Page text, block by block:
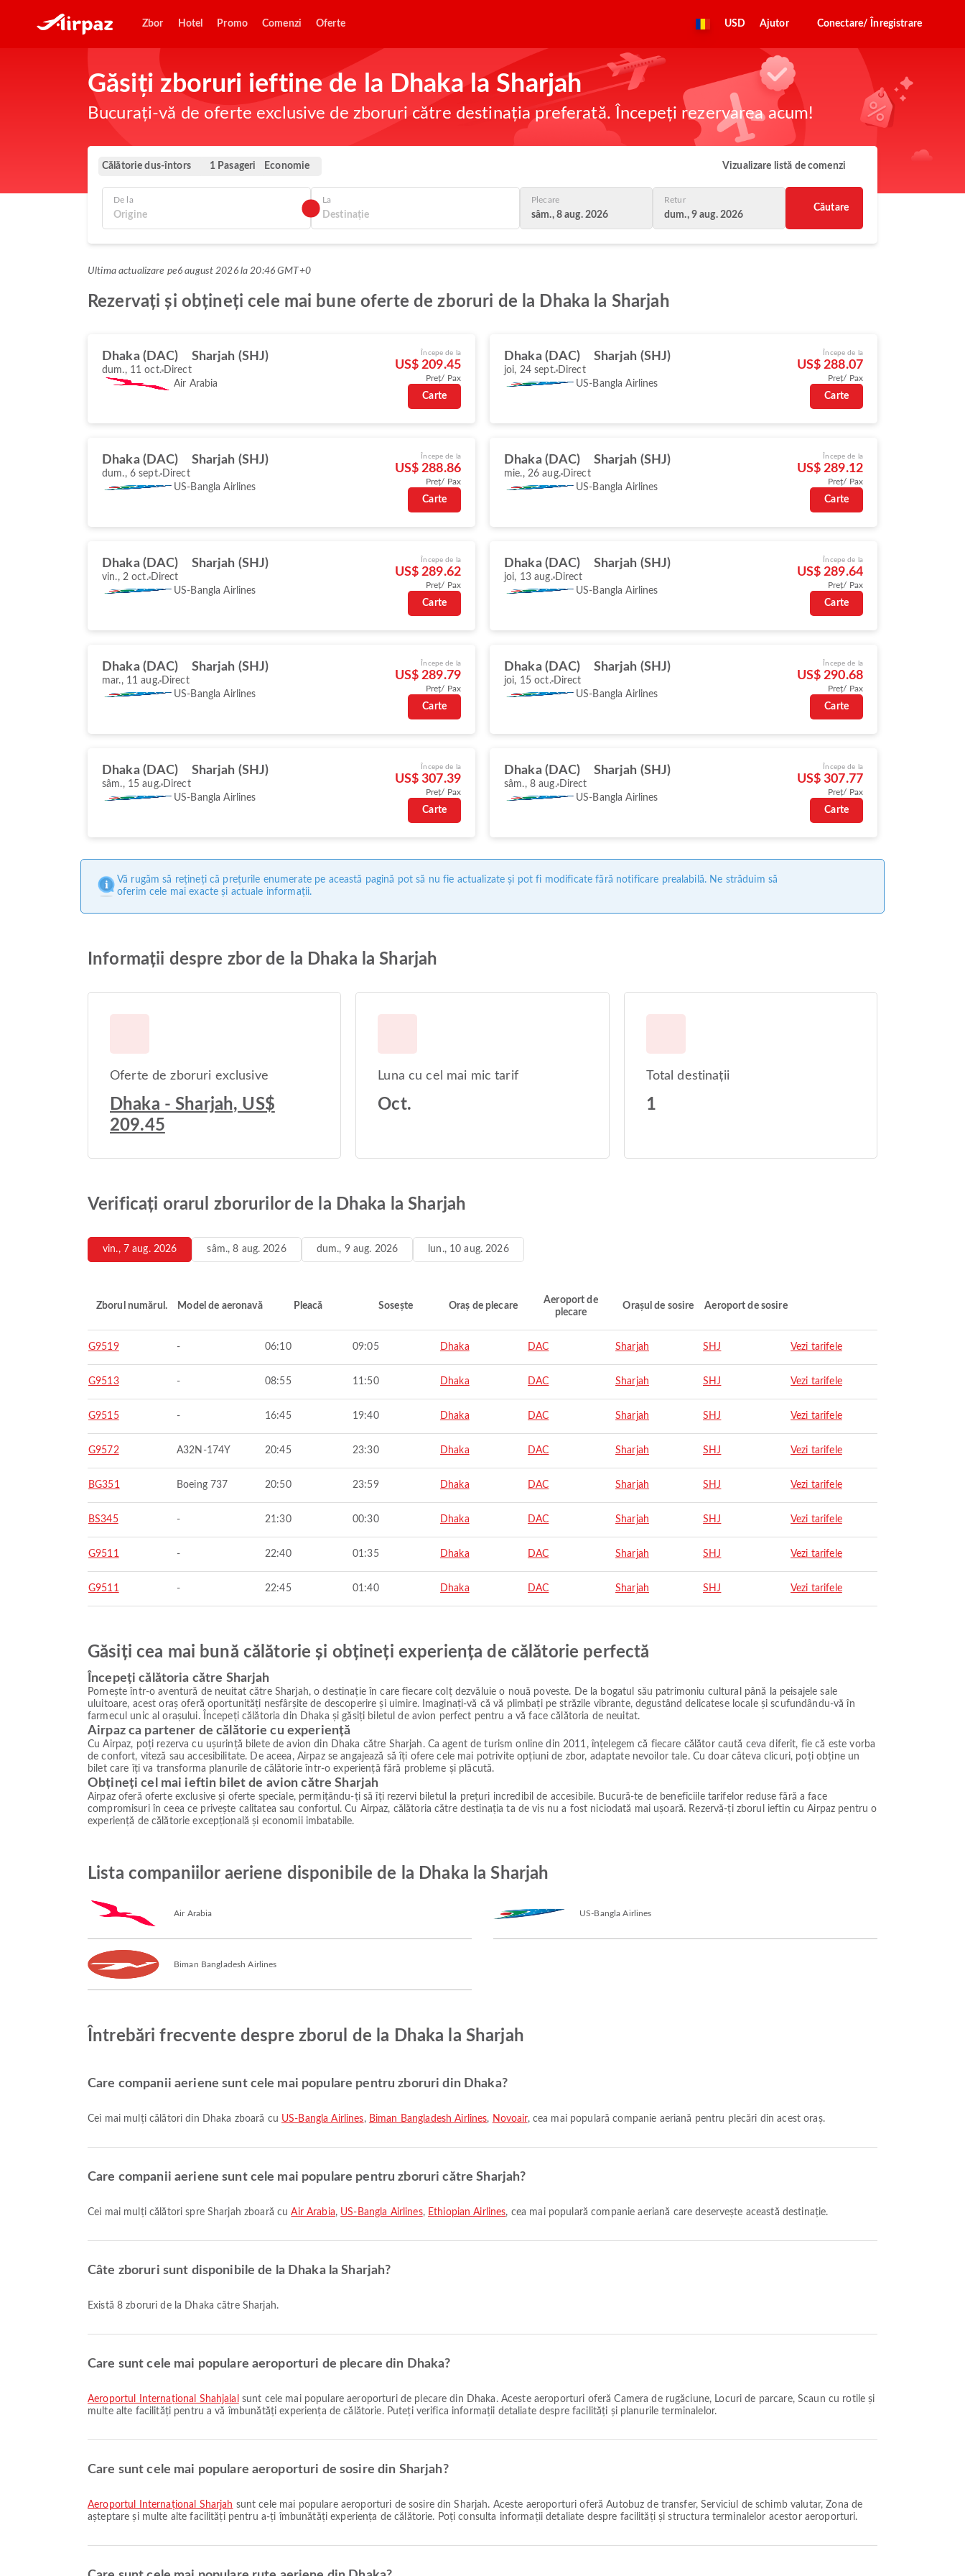
Zbor Hotel Promo Comenzi Oferte USD Ajutor Conectare/ Înregistrare
Găsiți zboruri ieftine de la Dhaka la Sharjah
Bucurați-vă de oferte exclusive de zboruri către destinația preferată. Începeți rezervarea acum!
Călătorie dus-întors 1 Pasageri Economie Vizualizare listă de comenzi
De la La Plecare
sâm., 8 aug. 2026
Retur
dum., 9 aug. 2026
Căutare
Ultima actualizare pe6 august 2026 la 20:46 GMT+0
Rezervați și obțineți cele mai bune oferte de zboruri de la Dhaka la Sharjah
Dhaka (DAC) Sharjah (SHJ)
dum., 11 oct. Direct
Air Arabia
Începe de la
US$ 209.45
Preț/ Pax
Carte
Dhaka (DAC) Sharjah (SHJ)
joi, 24 sept. Direct
US-Bangla Airlines
Începe de la
US$ 288.07
Preț/ Pax
Carte
Dhaka (DAC) Sharjah (SHJ)
dum., 6 sept. Direct
US-Bangla Airlines
Începe de la
US$ 288.86
Preț/ Pax
Carte
Dhaka (DAC) Sharjah (SHJ)
mie., 26 aug. Direct
US-Bangla Airlines
Începe de la
US$ 289.12
Preț/ Pax
Carte
Dhaka (DAC) Sharjah (SHJ)
vin., 2 oct. Direct
US-Bangla Airlines
Începe de la
US$ 289.62
Preț/ Pax
Carte
Dhaka (DAC) Sharjah (SHJ)
joi, 13 aug. Direct
US-Bangla Airlines
Începe de la
US$ 289.64
Preț/ Pax
Carte
Dhaka (DAC) Sharjah (SHJ)
mar., 11 aug. Direct
US-Bangla Airlines
Începe de la
US$ 289.79
Preț/ Pax
Carte
Dhaka (DAC) Sharjah (SHJ)
joi, 15 oct. Direct
US-Bangla Airlines
Începe de la
US$ 290.68
Preț/ Pax
Carte
Dhaka (DAC) Sharjah (SHJ)
sâm., 15 aug. Direct
US-Bangla Airlines
Începe de la
US$ 307.39
Preț/ Pax
Carte
Dhaka (DAC) Sharjah (SHJ)
sâm., 8 aug. Direct
US-Bangla Airlines
Începe de la
US$ 307.77
Preț/ Pax
Carte
Vă rugăm să rețineți că prețurile enumerate pe această pagină pot să nu fie actualizate și pot fi modificate fără notificare prealabilă. Ne străduim să
oferim cele mai exacte și actuale informații.
Informații despre zbor de la Dhaka la Sharjah
Oferte de zboruri exclusive
Dhaka - Sharjah, US$
209.45
Luna cu cel mai mic tarif
Oct.
Total destinații
1
Verificați orarul zborurilor de la Dhaka la Sharjah
vin., 7 aug. 2026 sâm., 8 aug. 2026 dum., 9 aug. 2026 lun., 10 aug. 2026
Zborul numărul. Model de aeronavă Pleacă Sosește Oraș de plecare
Aeroport de
plecare
Orașul de sosire Aeroport de sosire
G9519 - 06:10 09:05 Dhaka DAC Sharjah SHJ Vezi tarifele
G9513 - 08:55 11:50 Dhaka DAC Sharjah SHJ Vezi tarifele
G9515 - 16:45 19:40 Dhaka DAC Sharjah SHJ Vezi tarifele
G9572 A32N-174Y 20:45 23:30 Dhaka DAC Sharjah SHJ Vezi tarifele
BG351 Boeing 737 20:50 23:59 Dhaka DAC Sharjah SHJ Vezi tarifele
BS345 - 21:30 00:30 Dhaka DAC Sharjah SHJ Vezi tarifele
G9511 - 22:40 01:35 Dhaka DAC Sharjah SHJ Vezi tarifele
G9511 - 22:45 01:40 Dhaka DAC Sharjah SHJ Vezi tarifele
Găsiți cea mai bună călătorie și obțineți experiența de călătorie perfectă
Începeți călătoria către Sharjah
Pornește într-o aventură de neuitat către Sharjah, o destinație în care fiecare colț dezvăluie o nouă poveste. De la bogatul său patrimoniu cultural până la peisajele sale
uluitoare, acest oraș oferă oportunități nesfârșite de descoperire și uimire. Imaginați-vă că vă plimbați pe străzile vibrante, degustând delicatese locale și scufundându-vă în
farmecul unic al orașului. Începeți călătoria din Dhaka și găsiți biletul de avion perfect pentru a vă face călătoria de neuitat.
Airpaz ca partener de călătorie cu experiență
Cu Airpaz, poți rezerva cu ușurință bilete de avion din Dhaka către Sharjah. Ca agent de turism online din 2011, înțelegem că fiecare călător caută ceva diferit, fie că este vorba
de confort, viteză sau accesibilitate. De aceea, Airpaz se angajează să îți ofere cele mai potrivite opțiuni de zbor, adaptate nevoilor tale. Cu doar câteva clicuri, poți obține un
bilet care îți va transforma planurile de călătorie într-o experiență fără probleme și plăcută.
Obțineți cel mai ieftin bilet de avion către Sharjah
Airpaz oferă oferte exclusive și oferte speciale, permițându-ți să îți rezervi biletul la prețuri incredibil de accesibile. Bucură-te de beneficiile tarifelor reduse fără a face
compromisuri în ceea ce privește calitatea sau confortul. Cu Airpaz, călătoria către destinația ta de vis nu a fost niciodată mai ușoară. Rezervă-ți zborul ieftin cu Airpaz pentru o
experiență de călătorie excepțională și economii imbatabile.
Lista companiilor aeriene disponibile de la Dhaka la Sharjah
Air Arabia US-Bangla Airlines
Biman Bangladesh Airlines
Întrebări frecvente despre zborul de la Dhaka la Sharjah
Care companii aeriene sunt cele mai populare pentru zboruri din Dhaka?
Cei mai mulți călători din Dhaka zboară cu US-Bangla Airlines, Biman Bangladesh Airlines, Novoair, cea mai populară companie aeriană pentru plecări din acest oraș.
Care companii aeriene sunt cele mai populare pentru zboruri către Sharjah?
Cei mai mulți călători spre Sharjah zboară cuAir Arabia, US-Bangla Airlines, Ethiopian Airlines, cea mai populară companie aeriană care deservește această destinație.
Câte zboruri sunt disponibile de la Dhaka la Sharjah?
Există 8 zboruri de la Dhaka către Sharjah.
Care sunt cele mai populare aeroporturi de plecare din Dhaka?
Aeroportul Internațional Shahjalal
sunt cele mai populare aeroporturi de plecare din Dhaka. Aceste aeroporturi oferă Camera de rugăciune, Locuri de parcare, Scaun cu rotile și
multe alte facilități pentru a vă îmbunătăți experiența de călătorie. Puteți verifica informații detaliate despre facilități și planurile terminalelor.
Care sunt cele mai populare aeroporturi de sosire din Sharjah?
Aeroportul Internațional Sharjah sunt cele mai populare aeroporturi de sosire din Sharjah. Aceste aeroporturi oferă Autobuz de transfer, Serviciul de schimb valutar, Zona de
așteptare și multe alte facilități pentru a-ți îmbunătăți experiența de călătorie. Poți consulta informații detaliate despre facilități și structura terminalelor acestor aeroporturi.